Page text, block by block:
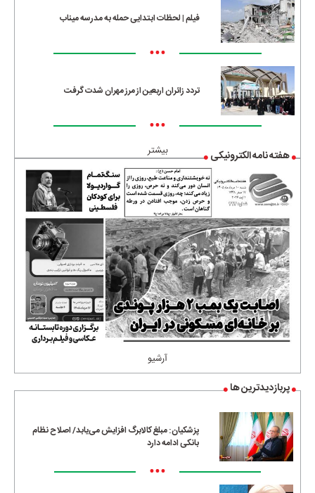
فیلم | لحظات ابتدایی حمله به مدرسه میناب
•••
تردد زائران اربعین از مرز مهران شدت گرفت
•••
بیشتر هفته نامه الکترونیکی
آرشیو
پربازدیدترین ها
پزشکیان: مبلغ کالابرگ افزایش می‌یابد/ اصلاح نظام
بانکی ادامه دارد
•••